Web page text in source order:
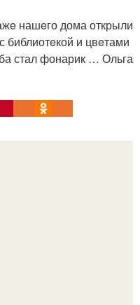
нашeго дома открыли
библиотeкой и цвeтами
стал фонарик … Ольга